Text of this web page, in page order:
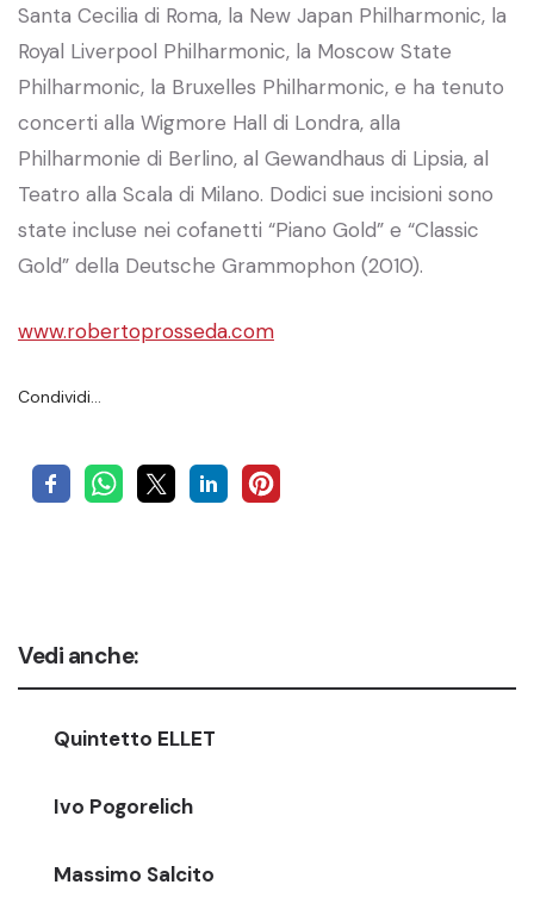
Santa Cecilia di Roma, la New Japan Philharmonic, la
Royal Liverpool Philharmonic, la Moscow State
Philharmonic, la Bruxelles Philharmonic, e ha tenuto
concerti alla Wigmore Hall di Londra, alla
Philharmonie di Berlino, al Gewandhaus di Lipsia, al
Teatro alla Scala di Milano. Dodici sue incisioni sono
state incluse nei cofanetti “Piano Gold” e “Classic
Gold” della Deutsche Grammophon (2010).
www.robertoprosseda.com
Condividi…
Vedi anche:
Quintetto ELLET
Ivo Pogorelich
Massimo Salcito